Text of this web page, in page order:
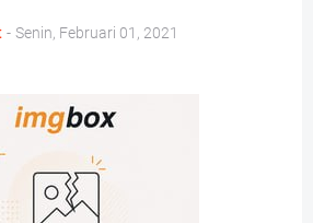
- Senin, Februari 01, 2021